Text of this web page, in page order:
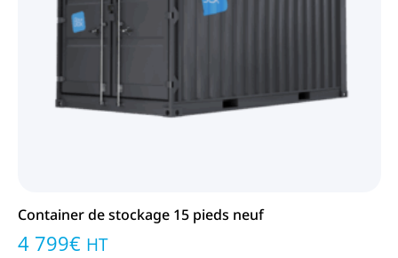
Container de stockage 15 pieds neuf
4 799€ HT